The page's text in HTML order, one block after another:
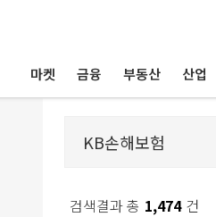
마켓 금융 부동산 산업
검색결과 총 1,474 건